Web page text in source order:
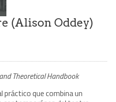
(Alison Oddey)
Theoretical Handbook
práctico que combina un